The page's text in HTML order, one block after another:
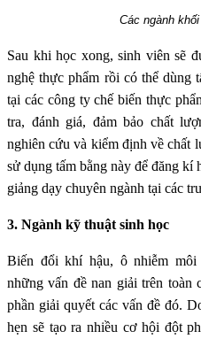
Các ngành
Sau khi học xong, sinh viên sẽ
nghệ thực phẩm rồi có thể dùng
tại các công ty chế biến thực
tra, đánh giá, đảm bảo chất
nghiên cứu và kiểm định về chất
sử dụng tấm bằng này để đăng kí
giảng dạy chuyên ngành tại các
3. Ngành kỹ thuật sinh học
Biến đổi khí hậu, ô nhiễm
những vấn đề nan giải trên toàn
phần giải quyết các vấn đề đó.
hẹn sẽ tạo ra nhiều cơ hội đột